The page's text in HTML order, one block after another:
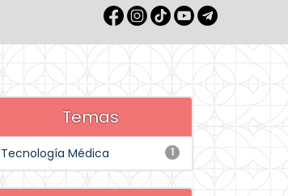
Temas
1
Tecnología Médica